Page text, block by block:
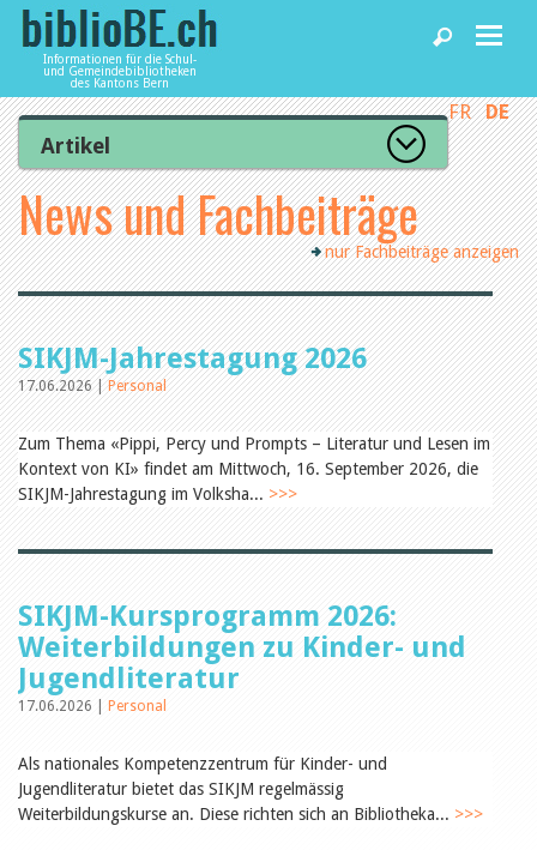
Informationen für die Schul-
und Gemeindebibliotheken
des Kantons Bern
Home
News und Fachbeiträge
Bibliotheken
Agenda
Dienstleistungen
biblioBE nutzen
FR DE
Artikel
Zur Artikelübersicht
Lesenswert
Gut bewertet
Kategorien
Aus dem Amt für Kultur
Aus der Kommission
Aus den Bibliotheken
Organisation
Raum und Infrastruktur
Bestand
Benutzung
Finanzen
Personal
Qualitätsmanagement
Verschiedenes
Lesetipps
Tags
Aus- und Weiterbildung
Veranstaltungen
Bibliothek und Schule
Bibliotheksförderung
Zielpublikum Kinder und
Jugendliche
News und Fachbeiträge
nur Fachbeiträge anzeigen
SIKJM-Jahrestagung 2026
17.06.2026 |Personal
Zum Thema «Pippi, Percy und Prompts – Literatur und Lesen im
Kontext von KI» findet am Mittwoch, 16. September 2026, die
SIKJM-Jahrestagung im Volksha... >>>
SIKJM-Kursprogramm 2026:
Weiterbildungen zu Kinder- und
Jugendliteratur
17.06.2026 | Personal
Als nationales Kompetenzzentrum für Kinder- und
Jugendliteratur bietet das SIKJM regelmässig
Weiterbildungskurse an. Diese richten sich an Bibliotheka... >>>